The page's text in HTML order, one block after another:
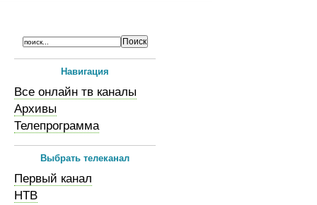
Навигация
Все онлайн тв каналы
Архивы
Телепрограмма
Выбрать телеканал
Первый канал
НТВ